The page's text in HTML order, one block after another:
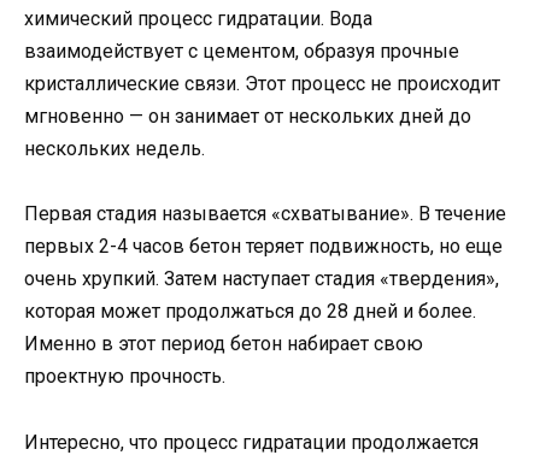
химический процесс гидратации. Вода
взаимодействует с цементом, образуя прочные
кристаллические связи. Этот процесс не происходит
мгновенно — он занимает от нескольких дней до
нескольких недель.
Первая стадия называется «схватывание». В течение
первых 2-4 часов бетон теряет подвижность, но еще
очень хрупкий. Затем наступает стадия «твердения»,
которая может продолжаться до 28 дней и более.
Именно в этот период бетон набирает свою
проектную прочность.
Интересно, что процесс гидратации продолжается